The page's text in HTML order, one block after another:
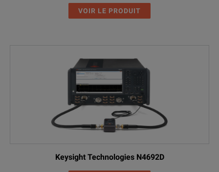
VOIR LE PRODUIT
Keysight Technologies N4692D